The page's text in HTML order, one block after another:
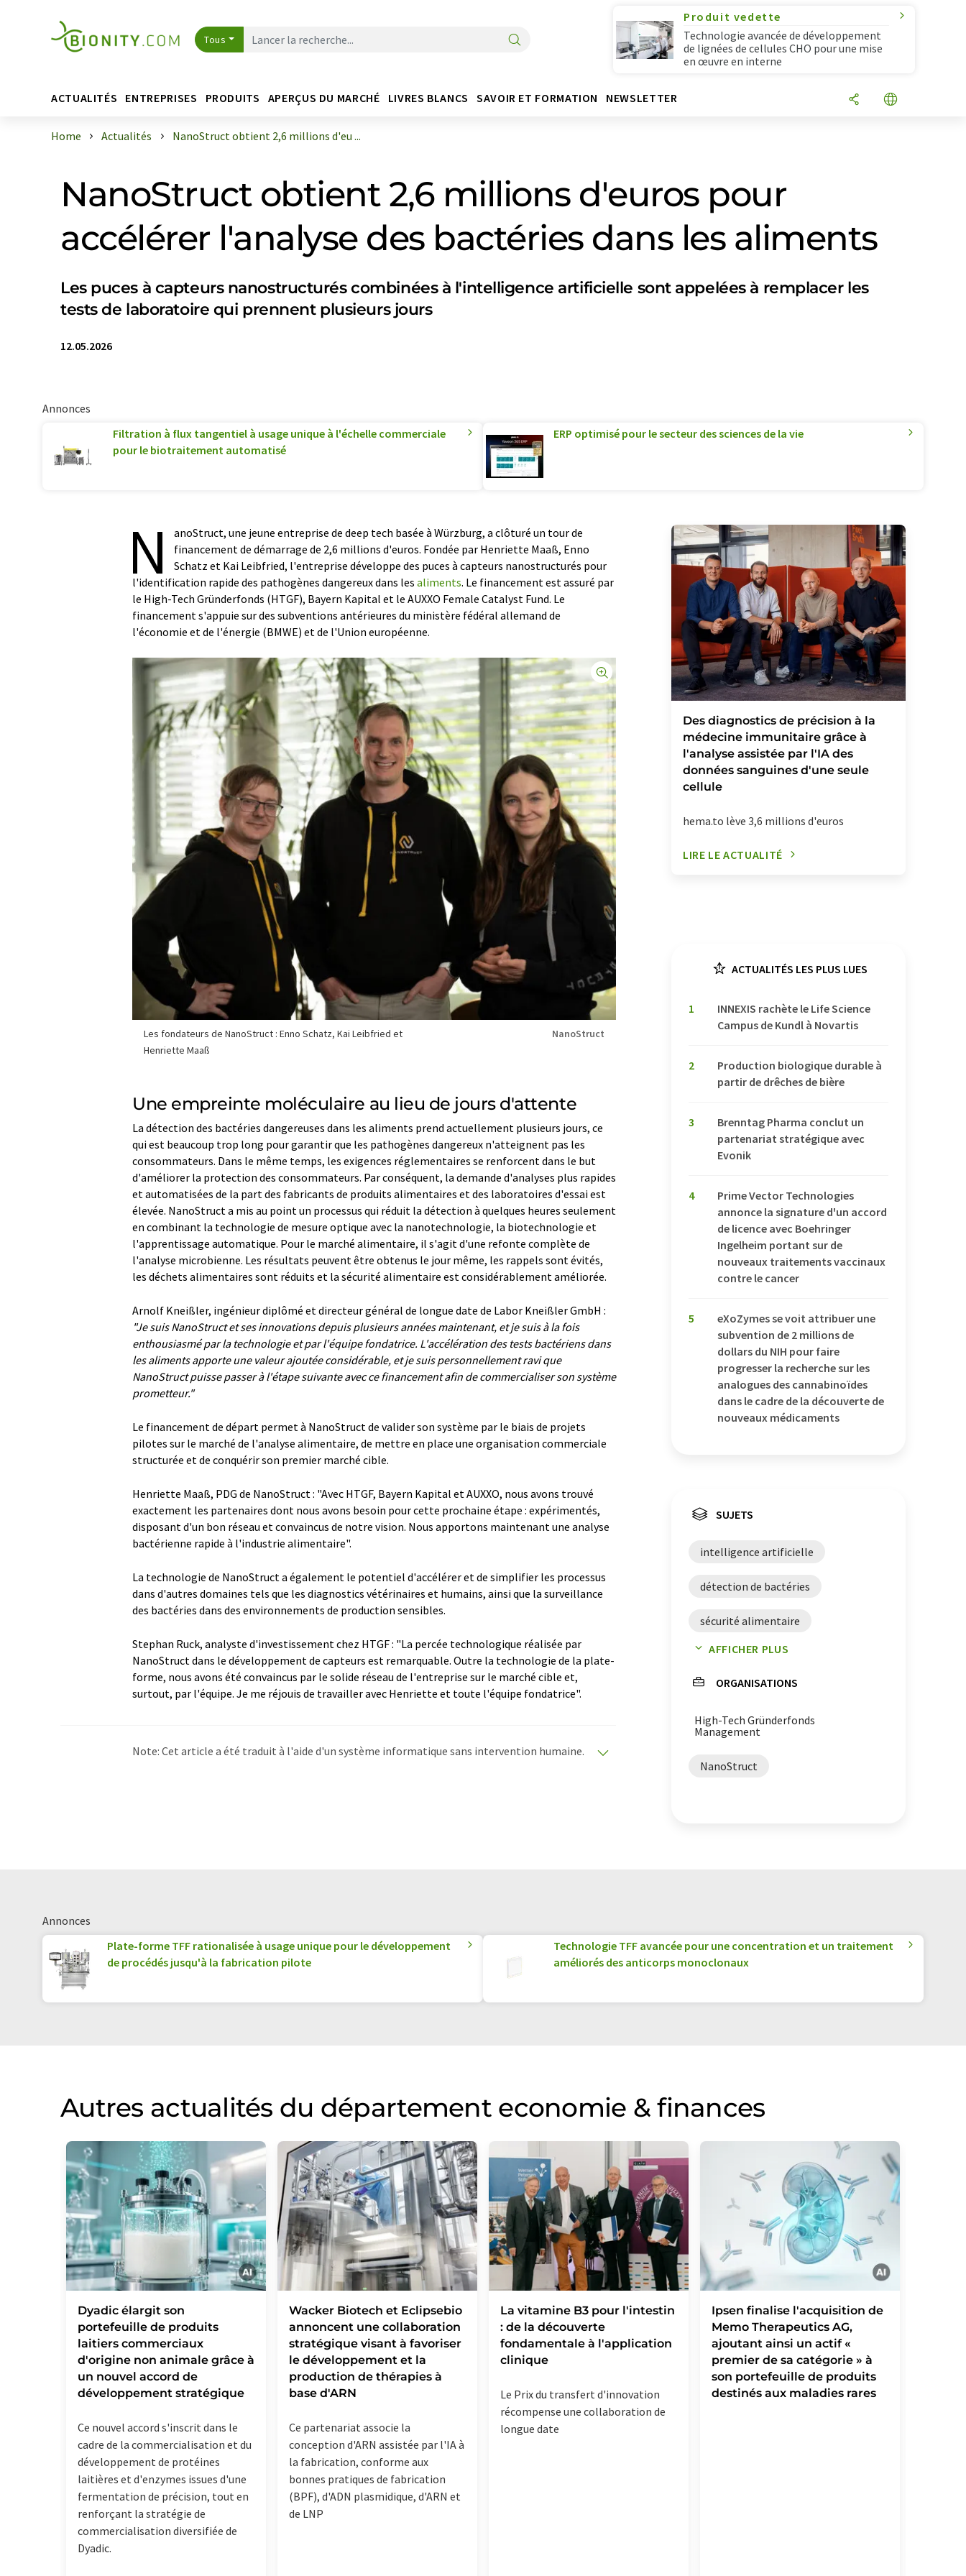
Tous
Produit vedette
Technologie avancée de développement
de lignées de cellules CHO pour une mise
en œuvre en interne
ACTUALITÉS ENTREPRISES PRODUITS APERÇUS DU MARCHÉ LIVRES BLANCS SAVOIR ET FORMATION NEWSLETTER
Home Actualités NanoStruct obtient 2,6 millions d'eu ...
NanoStruct obtient 2,6 millions d'euros pour
accélérer l'analyse des bactéries dans les aliments
Les puces à capteurs nanostructurés combinées à l'intelligence artificielle sont appelées à remplacer les
tests de laboratoire qui prennent plusieurs jours
12.05.2026
Annonces
Filtration à flux tangentiel à usage unique à l'échelle commerciale
pour le biotraitement automatisé
ERP optimisé pour le secteur des sciences de la vie
N
anoStruct, une jeune entreprise de deep tech basée à Würzburg, a clôturé un tour de
financement de démarrage de 2,6 millions d'euros. Fondée par Henriette Maaß, Enno
Schatz et Kai Leibfried, l'entreprise développe des puces à capteurs nanostructurés pour
l'identification rapide des pathogènes dangereux dans les aliments. Le financement est assuré par
le High-Tech Gründerfonds (HTGF), Bayern Kapital et le AUXXO Female Catalyst Fund. Le
financement s'appuie sur des subventions antérieures du ministère fédéral allemand de
l'économie et de l'énergie (BMWE) et de l'Union européenne.
Les fondateurs de NanoStruct : Enno Schatz, Kai Leibfried et
Henriette Maaß
NanoStruct
Une empreinte moléculaire au lieu de jours d'attente
La détection des bactéries dangereuses dans les aliments prend actuellement plusieurs jours, ce
qui est beaucoup trop long pour garantir que les pathogènes dangereux n'atteignent pas les
consommateurs. Dans le même temps, les exigences réglementaires se renforcent dans le but
d'améliorer la protection des consommateurs. Par conséquent, la demande d'analyses plus rapides
et automatisées de la part des fabricants de produits alimentaires et des laboratoires d'essai est
élevée. NanoStruct a mis au point un processus qui réduit la détection à quelques heures seulement
en combinant la technologie de mesure optique avec la nanotechnologie, la biotechnologie et
l'apprentissage automatique. Pour le marché alimentaire, il s'agit d'une refonte complète de
l'analyse microbienne. Les résultats peuvent être obtenus le jour même, les rappels sont évités,
les déchets alimentaires sont réduits et la sécurité alimentaire est considérablement améliorée.
Arnolf Kneißler, ingénieur diplômé et directeur général de longue date de Labor Kneißler GmbH :
"Je suis NanoStruct et ses innovations depuis plusieurs années maintenant, et je suis à la fois
enthousiasmé par la technologie et par l'équipe fondatrice. L'accélération des tests bactériens dans
les aliments apporte une valeur ajoutée considérable, et je suis personnellement ravi que
NanoStruct puisse passer à l'étape suivante avec ce financement afin de commercialiser son système
prometteur."
Le financement de départ permet à NanoStruct de valider son système par le biais de projets
pilotes sur le marché de l'analyse alimentaire, de mettre en place une organisation commerciale
structurée et de conquérir son premier marché cible.
Henriette Maaß, PDG de NanoStruct : "Avec HTGF, Bayern Kapital et AUXXO, nous avons trouvé
exactement les partenaires dont nous avons besoin pour cette prochaine étape : expérimentés,
disposant d'un bon réseau et convaincus de notre vision. Nous apportons maintenant une analyse
bactérienne rapide à l'industrie alimentaire".
La technologie de NanoStruct a également le potentiel d'accélérer et de simplifier les processus
dans d'autres domaines tels que les diagnostics vétérinaires et humains, ainsi que la surveillance
des bactéries dans des environnements de production sensibles.
Stephan Ruck, analyste d'investissement chez HTGF : "La percée technologique réalisée par
NanoStruct dans le développement de capteurs est remarquable. Outre la technologie de la plate-
forme, nous avons été convaincus par le solide réseau de l'entreprise sur le marché cible et,
surtout, par l'équipe. Je me réjouis de travailler avec Henriette et toute l'équipe fondatrice".
Note: Cet article a été traduit à l'aide d'un système informatique sans intervention humaine.
Des diagnostics de précision à la
médecine immunitaire grâce à
l'analyse assistée par l'IA des
données sanguines d'une seule
cellule
hema.to lève 3,6 millions d'euros
LIRE LE ACTUALITÉ
ACTUALITÉS LES PLUS LUES
1
INNEXIS rachète le Life Science
Campus de Kundl à Novartis
2
Production biologique durable à
partir de drêches de bière
3
Brenntag Pharma conclut un
partenariat stratégique avec
Evonik
4
Prime Vector Technologies
annonce la signature d'un accord
de licence avec Boehringer
Ingelheim portant sur de
nouveaux traitements vaccinaux
contre le cancer
5
eXoZymes se voit attribuer une
subvention de 2 millions de
dollars du NIH pour faire
progresser la recherche sur les
analogues des cannabinoïdes
dans le cadre de la découverte de
nouveaux médicaments
SUJETS
intelligence artificielle
détection de bactéries
sécurité alimentaire
financement d'amorçage
puces de capteur
analyse alimentaire
AFFICHER PLUS
ORGANISATIONS
High-Tech Gründerfonds
Management
NanoStruct
Annonces
Plate-forme TFF rationalisée à usage unique pour le développement
de procédés jusqu'à la fabrication pilote
Technologie TFF avancée pour une concentration et un traitement
améliorés des anticorps monoclonaux
Autres actualités du département economie & finances
Dyadic élargit son
portefeuille de produits
laitiers commerciaux
d'origine non animale grâce à
un nouvel accord de
développement stratégique
Ce nouvel accord s'inscrit dans le
cadre de la commercialisation et du
développement de protéines
laitières et d'enzymes issues d'une
fermentation de précision, tout en
renforçant la stratégie de
commercialisation diversifiée de
Dyadic.
Wacker Biotech et Eclipsebio
annoncent une collaboration
stratégique visant à favoriser
le développement et la
production de thérapies à
base d'ARN
Ce partenariat associe la
conception d'ARN assistée par l'IA à
la fabrication, conforme aux
bonnes pratiques de fabrication
(BPF), d'ADN plasmidique, d'ARN et
de LNP
La vitamine B3 pour l'intestin
: de la découverte
fondamentale à l'application
clinique
Le Prix du transfert d'innovation
récompense une collaboration de
longue date
Ipsen finalise l'acquisition de
Memo Therapeutics AG,
ajoutant ainsi un actif «
premier de sa catégorie » à
son portefeuille de produits
destinés aux maladies rares